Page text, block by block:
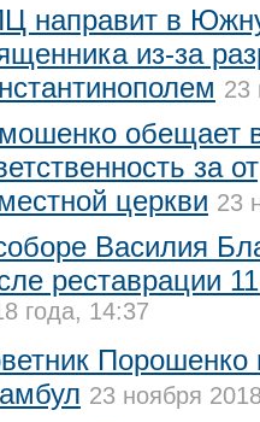
направит в
из-за
23
обещает
за
церкви 23
Василия
реставрации
года, 14:37
Порошенко
23 ноября